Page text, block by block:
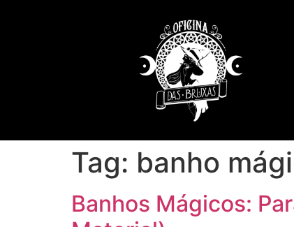
Tag: banho
Banhos Mágicos: